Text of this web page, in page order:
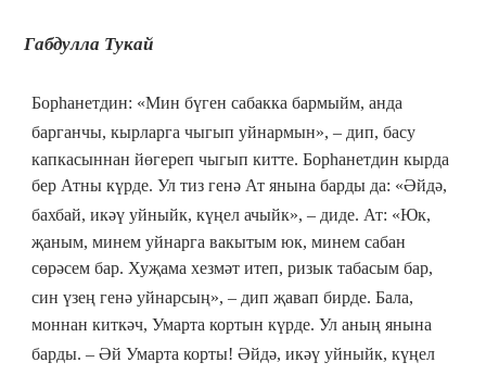
Габдулла Тукай
Борһанетдин: «Мин бүген сабакка бармыйм, анда
барганчы, кырларга чыгып уйнармын», – дип, басу
капкасыннан йөгереп чыгып китте. Борһанетдин кырда
бер Атны күрде. Ул тиз генә Ат янына барды да: «Әйдә,
бахбай, икәү уйныйк, күңел ачыйк», – диде. Ат: «Юк,
җаным, минем уйнарга вакытым юк, минем сабан
сөрәсем бар. Хуҗама хезмәт итеп, ризык табасым бар,
син үзең генә уйнарсың», – дип җавап бирде. Бала,
моннан киткәч, Умарта кортын күрде. Ул аның янына
барды. – Әй Умарта корты! Әйдә, икәү уйныйк, күңел